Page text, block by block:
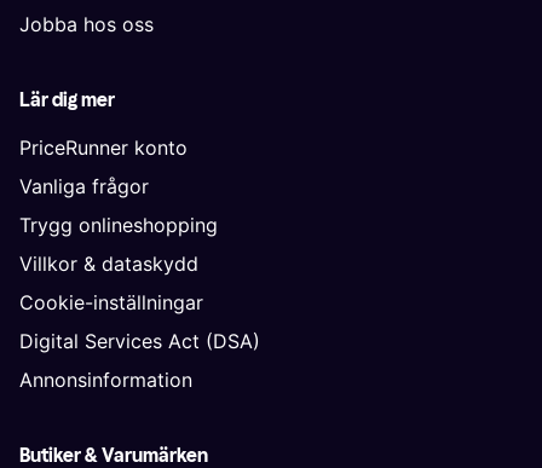
Jobba hos oss
Lär dig mer
PriceRunner konto
Vanliga frågor
Trygg onlineshopping
Villkor & dataskydd
Cookie-inställningar
Digital Services Act (DSA)
Annonsinformation
Butiker & Varumärken